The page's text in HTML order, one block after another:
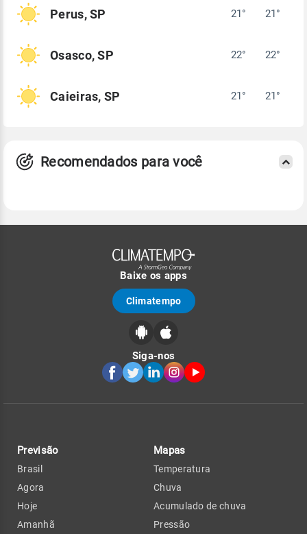
Perus, SP 21° 21°
Osasco, SP 22° 22°
Caieiras, SP 21° 21°
Recomendados para você
Baixe os apps
Climatempo
Siga-nos
Previsão
Brasil
Agora
Hoje
Amanhã
Mapas
Temperatura
Chuva
Acumulado de chuva
Pressão